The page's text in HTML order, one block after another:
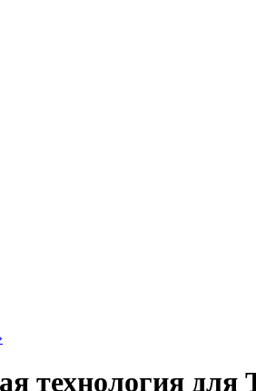
технология